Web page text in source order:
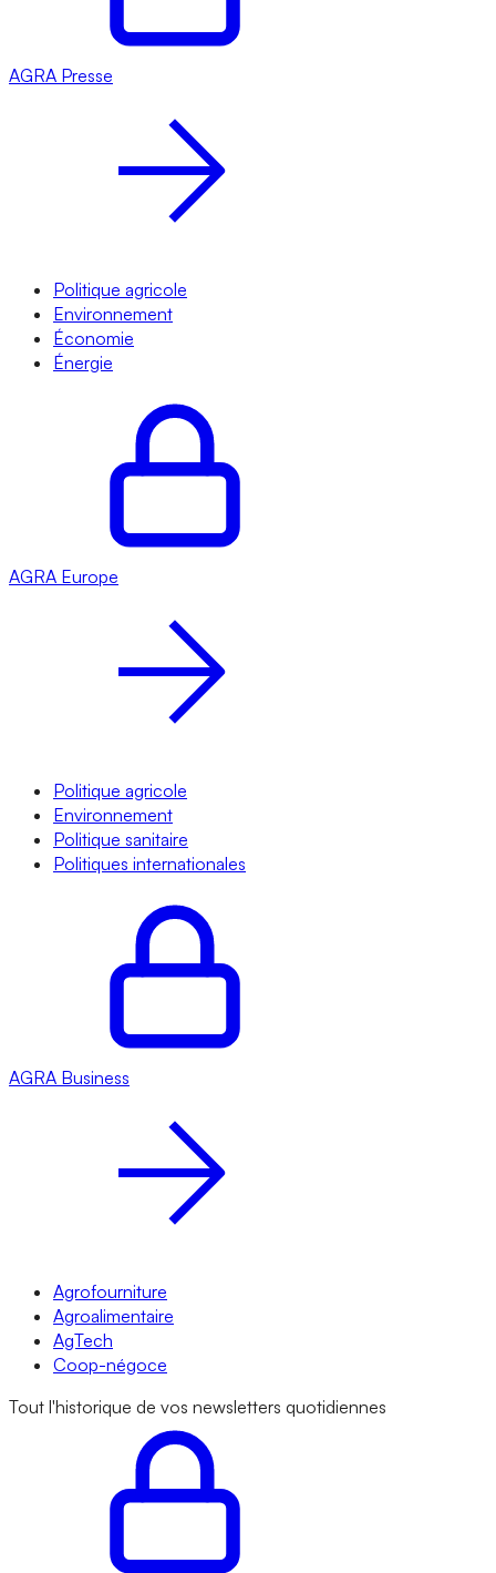
AGRA Presse
Politique agricole
Environnement
Économie
Énergie
AGRA Europe
Politique agricole
Environnement
Politique sanitaire
Politiques internationales
AGRA Business
Agrofourniture
Agroalimentaire
AgTech
Coop-négoce
Tout l'historique de vos newsletters quotidiennes